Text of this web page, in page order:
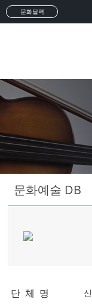
문화달력
문화예술 DB
단 체 명